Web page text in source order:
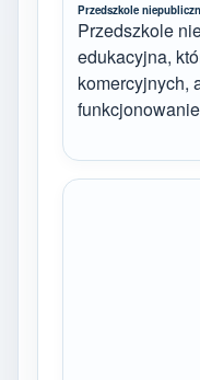
Przedszkole
Przedszkole
edukacyjna,
komercyjnych,